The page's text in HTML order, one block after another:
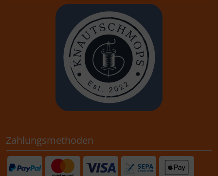
Neu von Stemperia: Zwei
herzerwärmende Kollektionen!
16.01.2026
Verzierungen für Karten, Alben und Journals.
Süße, humorvolle und nostalgische Designs, die
deine Liebe zu Familie ausdrücken. Kombiniere
Illustrationen, sanfte Farben und verspielte
Zahlungsmethoden